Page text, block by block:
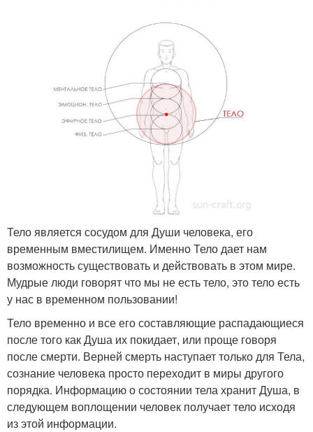
Тело является сосудом для Души человека, его
временным вместилищем. Именно Тело дает нам
возможность существовать и действовать в этом мире.
Мудрые люди говорят что мы не есть тело, это тело есть
у нас в временном пользовании!
Тело временно и все его составляющие распадающиеся
после того как Душа их покидает, или проще говоря
после смерти. Верней смерть наступает только для Тела,
сознание человека просто переходит в миры другого
порядка. Информацию о состоянии тела хранит Душа, в
следующем воплощении человек получает тело исходя
из этой информации.